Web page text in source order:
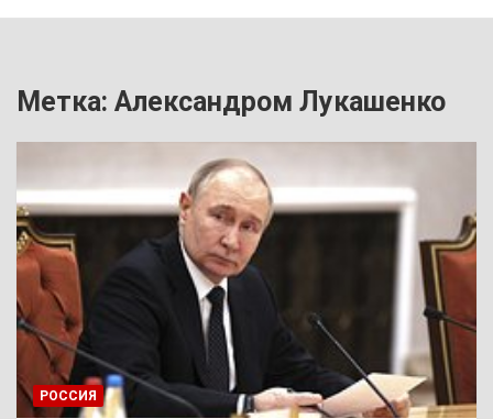
Метка: Александром Лукашенко
РОССИЯ